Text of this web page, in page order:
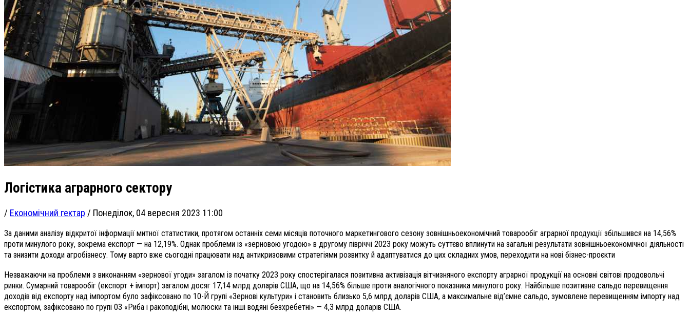
Логістика аграрного сектору
/ Економічний гектар / Понеділок, 04 вересня 2023 11:00
За даними аналізу відкритої інформації митної статистики, протягом останніх семи місяців поточного маркетингового сезону зовнішньоекономічний товарообіг аграрної продукції збільшився на 14,56%
проти минулого року, зокрема експорт — на 12,19%. Однак проблеми із «зерновою угодою» в другому півріччі 2023 року можуть суттєво вплинути на загальні результати зовнішньоекономічної діяльності
та знизити доходи агробізнесу. Тому варто вже сьогодні працювати над антикризовими стратегіями розвитку й адаптуватися до цих складних умов, переходити на нові бізнес-проєкти
Незважаючи на проблеми з виконанням «зернової угоди» загалом із початку 2023 року спостерігалася позитивна активізація вітчизняного експорту аграрної продукції на основні світові продовольчі
ринки. Сумарний товарообіг (експорт + імпорт) загалом досяг 17,14 млрд доларів США, що на 14,56% більше проти аналогічного показника минулого року. Найбільше позитивне сальдо перевищення
доходів від експорту над імпортом було зафіксовано по 10-Й групі «Зернові культури» і становить близько 5,6 млрд доларів США, а максимальне від’ємне сальдо, зумовлене перевищенням імпорту над
експортом, зафіксовано по групі 03 «Риба і ракоподібні, молюски та інші водяні безхребетні» — 4,3 млрд доларів США.